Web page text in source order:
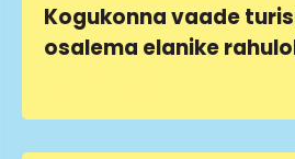
Kogukonna vaade
osalema elanike